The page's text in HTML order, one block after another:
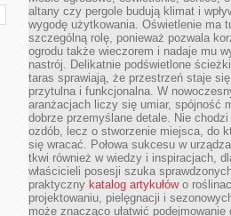
altany czy pergole budują klimat i
wygodę użytkowania. Oświetlenie ma
szczególną rolę, ponieważ pozwala
ogrodu także wieczorem i nadaje mu
nastrój. Delikatnie podświetlone
taras sprawiają, że przestrzeń staje
przytulna i funkcjonalna. W
aranżacjach liczy się umiar, spójność
dobrze przemyślane detale. Nie chodzi
ozdób, lecz o stworzenie miejsca, do
się wracać. Połowa sukcesu w
tkwi również w wiedzy i inspiracjach,
właścicieli posesji szuka
praktyczny katalog artykułówo
projektowaniu, pielęgnacji i
może znacząco ułatwić podejmowanie